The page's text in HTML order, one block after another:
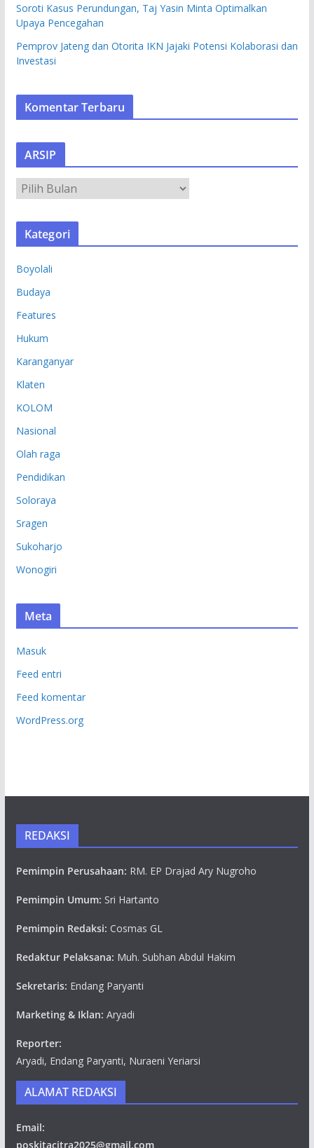
Soroti Kasus Perundungan, Taj Yasin Minta Optimalkan
Upaya Pencegahan
Pemprov Jateng dan Otorita IKN Jajaki Potensi Kolaborasi dan
Investasi
Komentar Terbaru
ARSIP
R
S
Kategori
Boyolali
Budaya
Features
Hukum
Karanganyar
Klaten
KOLOM
Nasional
Olah raga
Pendidikan
Soloraya
Sragen
Sukoharjo
Wonogiri
Meta
Masuk
Feed entri
Feed komentar
WordPress.org
REDAKSI
Pemimpin Perusahaan: RM. EP Drajad Ary Nugroho
Pemimpin Umum: Sri Hartanto
Pemimpin Redaksi: Cosmas GL
Redaktur Pelaksana: Muh. Subhan Abdul Hakim
Sekretaris: Endang Paryanti
Marketing & Iklan: Aryadi
Reporter:
Aryadi, Endang Paryanti, Nuraeni Yeriarsi
ALAMAT REDAKSI
Email:
poskitacitra2025@gmail.com